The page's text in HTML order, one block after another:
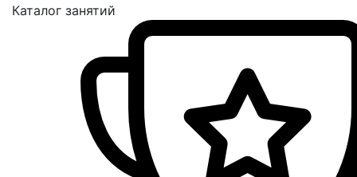
Каталог занятий